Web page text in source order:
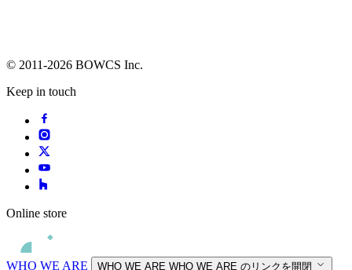
© 2011-2026 BOWCS Inc.
Keep in touch
Online store
WHO WE ARE WHO WE ARE WHO WE ARE のリンクを開閉